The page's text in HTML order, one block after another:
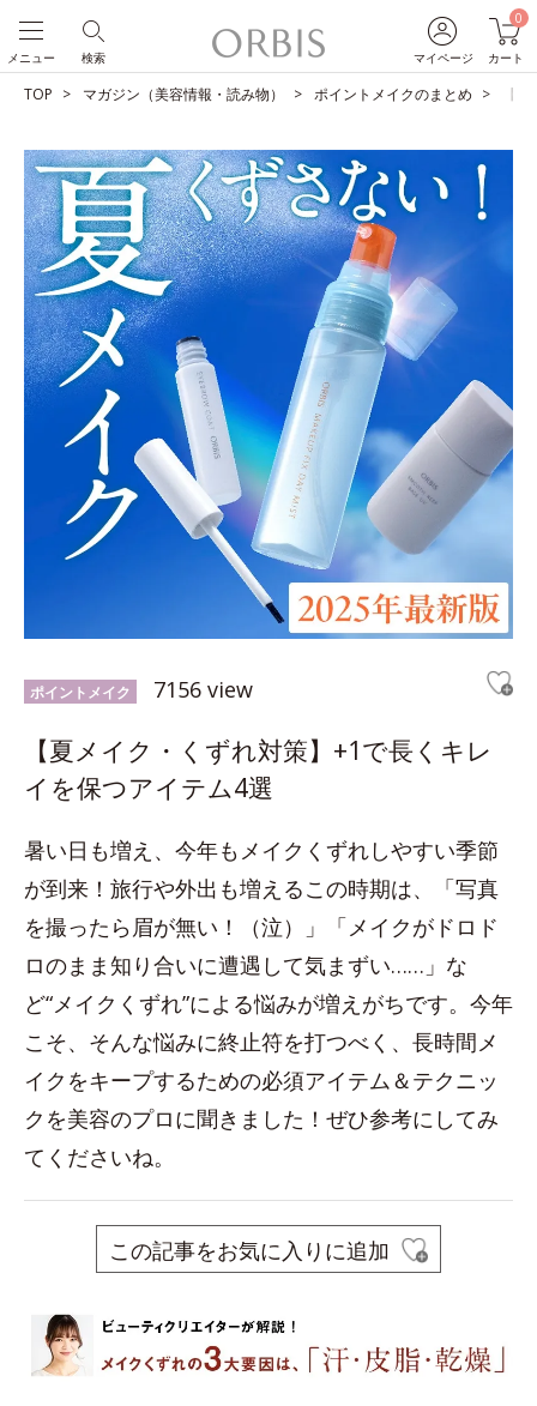
マイページ
0
カート
検索
メニュー
TOP マガジン（美容情報・読み物） ポイントメイクのまとめ 【
ポイントメイク 7156 view
【夏メイク・くずれ対策】+1で長くキレ
イを保つアイテム4選
暑い日も増え、今年もメイクくずれしやすい季節
が到来！旅行や外出も増えるこの時期は、「写真
を撮ったら眉が無い！（泣）」「メイクがドロド
ロのまま知り合いに遭遇して気まずい……」な
ど“メイクくずれ”による悩みが増えがちです。今年
こそ、そんな悩みに終止符を打つべく、長時間メ
イクをキープするための必須アイテム＆テクニッ
クを美容のプロに聞きました！ぜひ参考にしてみ
てくださいね。
この記事をお気に入りに追加